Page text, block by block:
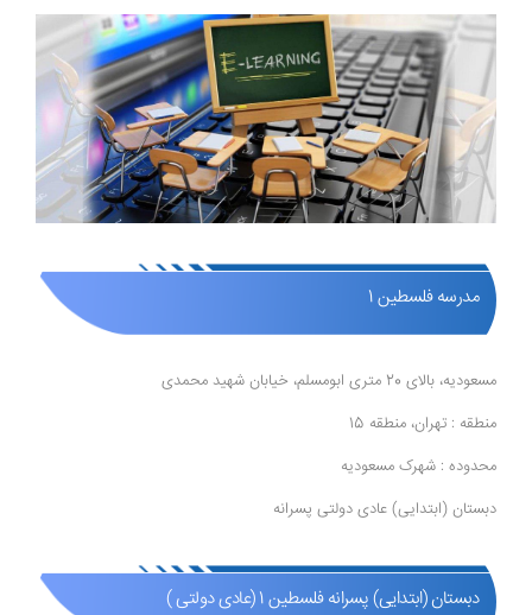
مدرسه فلسطین 1
مسعودیه، بالای 20 متری ابومسلم، خیابان شهید محمدی
منطقه : تهران، منطقه 15
محدوده : شهرک مسعودیه
دبستان (ابتدایی) عادی دولتی پسرانه
دبستان (ابتدایی) پسرانه فلسطین 1 (عادی دولتی )